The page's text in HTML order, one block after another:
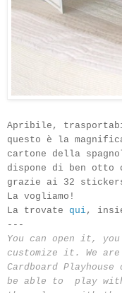
Apribile,
questo è la
cartone della
dispone di ben
otto
grazie ai 32
La vogliamo!
La trovate qui,
---
You can open it,
customize it. We
Cardboard Playhouse
be able to
play